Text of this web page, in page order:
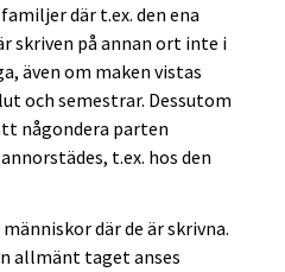
där t.ex. den ena
skriven på annan ort inte i
även om maken vistas
och semestrar. Dessutom
någondera parten
t.ex. hos den
där de är skrivna.
allmänt taget anses